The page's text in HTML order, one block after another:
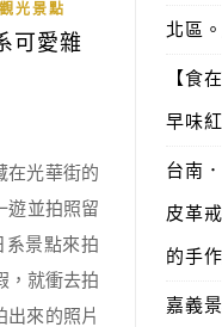
光景點
可愛雜
在光華街的
遊並拍照留
系景點來拍
，就衝去拍
出來的照片
北區
【食
早味
台南
皮革
的手
嘉義